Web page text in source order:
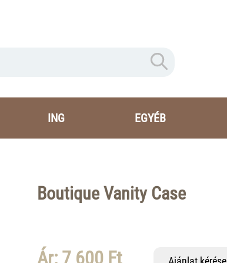
ING EGYÉB
Boutique Vanity Case
Ár: 7 600 Ft